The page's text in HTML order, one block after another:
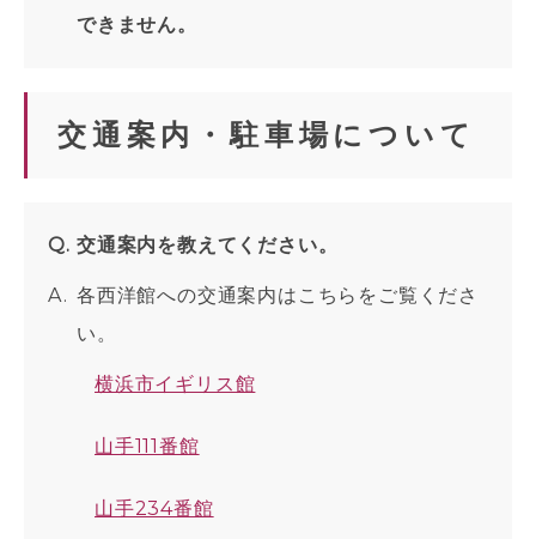
できません。
交通案内・駐車場について
交通案内を教えてください。
各西洋館への交通案内はこちらをご覧くださ
い。
横浜市イギリス館
山手111番館
山手234番館